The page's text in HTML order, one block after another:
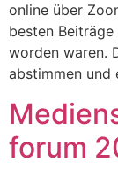
online über
besten
wor­den waren.
abstim­men und
forum